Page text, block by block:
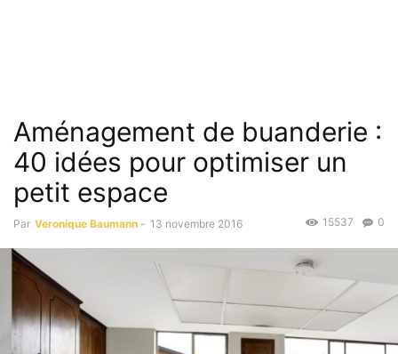
Aménagement de buanderie :
40 idées pour optimiser un
petit espace
Par Veronique Baumann - 13 novembre 2016 0
15537